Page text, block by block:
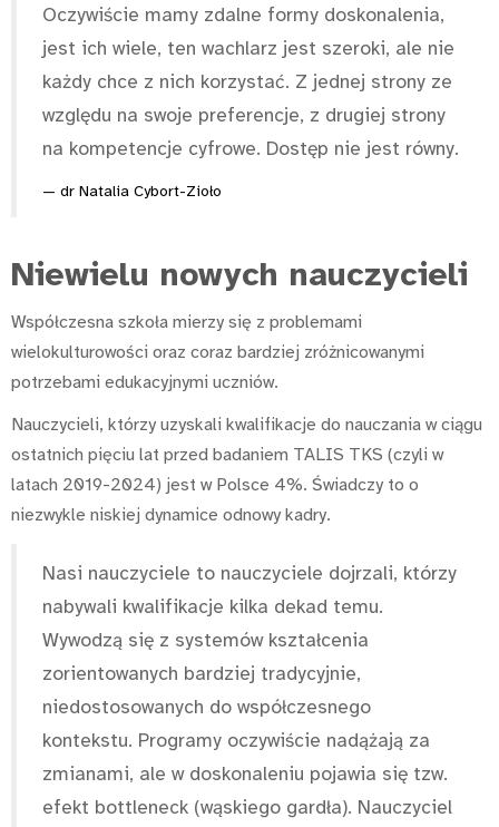
Oczywiście mamy zdalne formy doskonalenia,
jest ich wiele, ten wachlarz jest szeroki, ale nie
każdy chce z nich korzystać. Z jednej strony ze
względu na swoje preferencje, z drugiej strony
na kompetencje cyfrowe. Dostęp nie jest równy.
dr Natalia Cybort-Zioło
Niewielu nowych nauczycieli
Współczesna szkoła mierzy się z problemami
wielokulturowości oraz coraz bardziej zróżnicowanymi
potrzebami edukacyjnymi uczniów.
Nauczycieli, którzy uzyskali kwalifikacje do nauczania w ciągu
ostatnich pięciu lat przed badaniem TALIS TKS (czyli w
latach 2019-2024) jest w Polsce 4%. Świadczy to o
niezwykle niskiej dynamice odnowy kadry.
Nasi nauczyciele to nauczyciele dojrzali, którzy
nabywali kwalifikacje kilka dekad temu.
Wywodzą się z systemów kształcenia
zorientowanych bardziej tradycyjnie,
niedostosowanych do współczesnego
kontekstu. Programy oczywiście nadążają za
zmianami, ale w doskonaleniu pojawia się tzw.
efekt bottleneck (wąskiego gardła). Nauczyciel